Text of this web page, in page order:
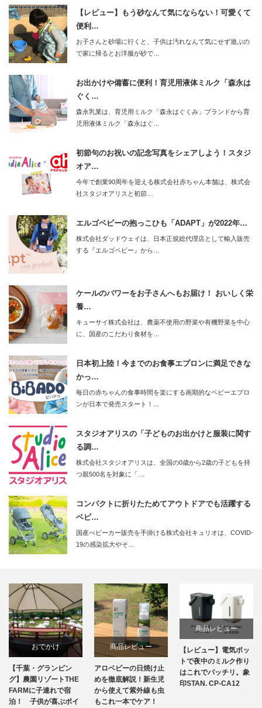
【レビュー】もう砂なんて気にならない！可愛くて
便利…
お子さんと砂場に行くと、子供は汚れなんて気にせず遊ぶの
で家に帰るとお洋服が砂で…
お出かけや備蓄に便利！育児用液体ミルク「森永は
ぐく…
森永乳業は、育児用ミルク「森永はぐくみ」ブランドから育
児用液体ミルク「森永はぐ…
初節句のお祝いの記念写真をシェアしよう！スタジ
オア…
今年で創業90周年を迎える株式会社赤ちゃん本舗は、株式会
社スタジオアリスと初節…
エルゴベビーの抱っこひも「ADAPT」が2022年…
株式会社ダッドウェイは、日本正規総代理店として輸入販売
する『エルゴベビー』から…
ケールのパワーをお子さんへもお届け！ おいしく栄
養…
キューサイ株式会社は、農薬不使用の野菜や有機野菜を中心
に、国産のこだわり食材を…
日本初上陸！今までのお食事エプロンに満足できな
かっ…
毎日の赤ちゃんの食事時間を楽にする画期的なベビーエプロ
ンが日本で発売スタート！…
スタジオアリスの「子どものお出かけと服装に関す
る調…
株式会社スタジオアリスは、全国の0歳から2歳の子どもを持
つ親500名を対象に「…
コンパクトに折りたためてアウトドアでも活躍する
ベビ…
国産べビーカー販売を手掛ける株式会社キュリオは、COVID-
19の感染拡大やそ…
おでかけ
【千葉・グランピン
グ】農園リゾートTHE
FARMに子連れで宿
泊！ 子供が喜ぶポイ
商品レビュー
アロベビーの日焼け止
めを徹底解説！新生児
から使えて紫外線も虫
もこれ一本でケア！
商品レビュー
【レビュー】電気ポッ
トで夜中のミルク作り
はこれでバッチリ。象
印STAN. CP-CA12